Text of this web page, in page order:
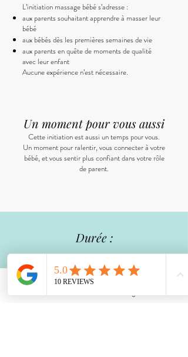
L’initiation massage bébé s’adresse :
aux parents souhaitant apprendre à masser leur
bébé
aux bébés dès les premières semaines de vie
aux parents en quête de moments de qualité
avec leur enfant
Aucune expérience n’est nécessaire.
Un moment pour vous aussi
Cette initiation est aussi un temps pour vous.
Un moment pour ralentir, vous connecter à votre
bébé, et vous sentir plus confiant dans votre rôle
de parent.
Durée :
Prévoir 1h
Tarif :